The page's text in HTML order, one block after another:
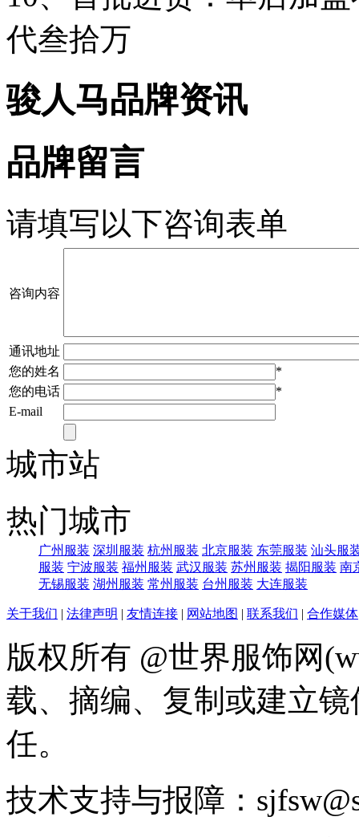
代叁拾万
骏人马品牌资讯
品牌留言
请填写以下咨询表单
咨询内容
通讯地址
您的姓名
*
您的电话
*
E-mail
城市站
热门城市
广州服装 深圳服装 杭州服装 北京服装 东莞服装 汕头服
服装 宁波服装 福州服装 武汉服装 苏州服装 揭阳服装 南
无锡服装 湖州服装 常州服装 台州服装 大连服装
关于我们 | 法律声明 | 友情连接 | 网站地图 | 联系我们 | 合作媒体
版权所有 @世界服饰网
载、摘编、复制或建立
任。
技术支持与报障：